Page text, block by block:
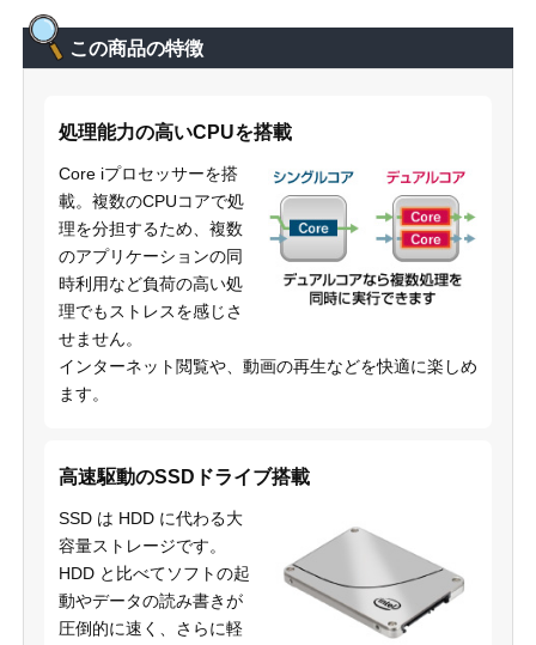
この商品の特徴
処理能力の高いCPUを搭載
Core iプロセッサーを搭
載。複数のCPUコアで処
理を分担するため、複数
のアプリケーションの同
時利用など負荷の高い処
理でもストレスを感じさ
せません。
インターネット閲覧や、動画の再生などを快適に楽しめ
ます。
高速駆動のSSDドライブ搭載
SSD は HDD に代わる大
容量ストレージです。
HDD と比べてソフトの起
動やデータの読み書きが
圧倒的に速く、さらに軽